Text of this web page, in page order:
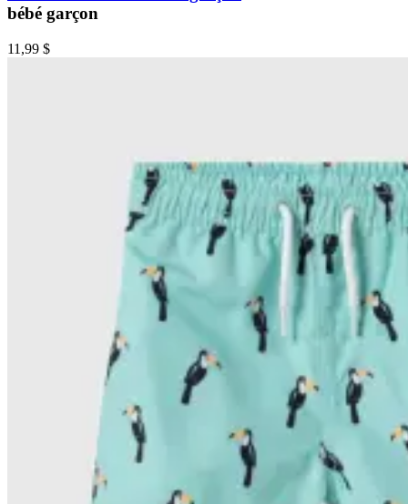
bébé garçon
11,99 $